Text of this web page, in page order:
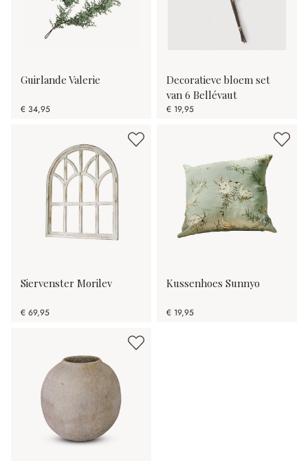
Guirlande Valerie
€ 34,95
Decoratieve bloem set
van 6 Bellévaut
€ 19,95
Siervenster Morilev
€ 69,95
Kussenhoes Sunnyo
€ 19,95